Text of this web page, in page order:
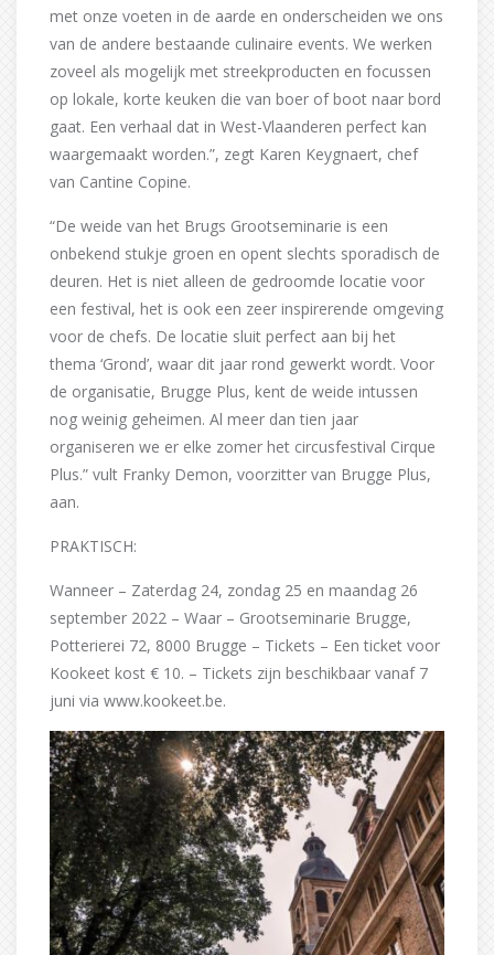
met onze voeten in de aarde en onderscheiden we ons
van de andere bestaande culinaire events. We werken
zoveel als mogelijk met streekproducten en focussen
op lokale, korte keuken die van boer of boot naar bord
gaat. Een verhaal dat in West-Vlaanderen perfect kan
waargemaakt worden.”, zegt Karen Keygnaert, chef
van Cantine Copine.
“De weide van het Brugs Grootseminarie is een
onbekend stukje groen en opent slechts sporadisch de
deuren. Het is niet alleen de gedroomde locatie voor
een festival, het is ook een zeer inspirerende omgeving
voor de chefs. De locatie sluit perfect aan bij het
thema ‘Grond’, waar dit jaar rond gewerkt wordt. Voor
de organisatie, Brugge Plus, kent de weide intussen
nog weinig geheimen. Al meer dan tien jaar
organiseren we er elke zomer het circusfestival Cirque
Plus.” vult Franky Demon, voorzitter van Brugge Plus,
aan.
PRAKTISCH:
Wanneer – Zaterdag 24, zondag 25 en maandag 26
september 2022 – Waar – Grootseminarie Brugge,
Potterierei 72, 8000 Brugge – Tickets – Een ticket voor
Kookeet kost € 10. – Tickets zijn beschikbaar vanaf 7
juni via www.kookeet.be.